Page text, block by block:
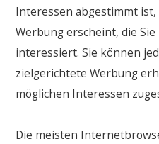
Interessen abgestimmt
Werbung erscheint, die
interessiert. Sie können
zielgerichtete Werbung
möglichen Interessen
Die meisten